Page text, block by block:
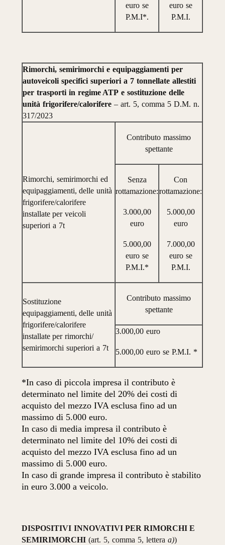
euro se
P.M.I*.
euro se
P.M.I.
Rimorchi, semirimorchi e equipaggiamenti per
autoveicoli specifici superiori a 7 tonnellate allestiti
per trasporti in regime ATP e sostituzione delle
unità frigorifere/calorifere – art. 5, comma 5 D.M. n.
317/2023
Rimorchi, semirimorchi ed
equipaggiamenti, delle unità
frigorifere/calorifere
installate per veicoli
superiori a 7t
Contributo massimo
spettante
Senza
rottamazione:
3.000,00
euro
5.000,00
euro se
P.M.I.*
Con
rottamazione:
5.000,00
euro
7.000,00
euro se
P.M.I.
Sostituzione
equipaggiamenti, delle unità
frigorifere/calorifere
installate per rimorchi/
semirimorchi superiori a 7t
Contributo massimo
spettante
3.000,00 euro
5.000,00 euro se P.M.I. *
*In caso di piccola impresa il contributo è
determinato nel limite del 20% dei costi di
acquisto del mezzo IVA esclusa fino ad un
massimo di 5.000 euro.
In caso di media impresa il contributo è
determinato nel limite del 10% dei costi di
acquisto del mezzo IVA esclusa fino ad un
massimo di 5.000 euro.
In caso di grande impresa il contributo è stabilito
in euro 3.000 a veicolo.
DISPOSITIVI INNOVATIVI PER RIMORCHI E
SEMIRIMORCHI (art. 5, comma 5, lettera a))